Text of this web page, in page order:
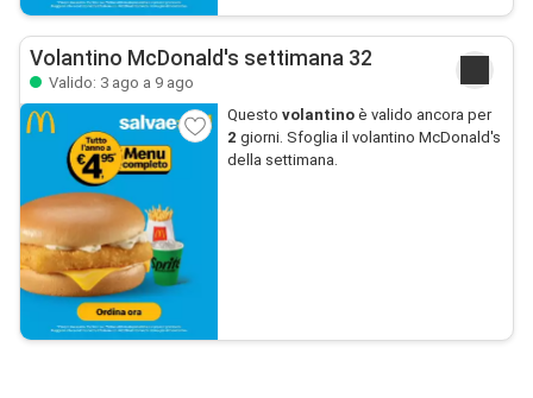
Volantino McDonald's settimana 32
Valido: 3 ago a 9 ago
Questo volantinoè valido ancora per
2 giorni. Sfoglia il volantino McDonald's
della settimana.